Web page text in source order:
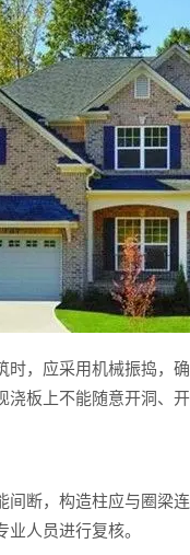
，应采用机械振捣，
板上不能随意开洞、开
断，构造柱应与圈梁连
人员进行复核。